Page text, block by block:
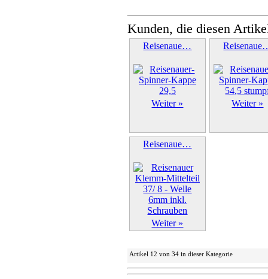
Kunden, die diesen
Reisenaue…
Weiter » Weiter »
Reisenaue…
Weiter »
Artikel 12 von 34 in dieser Kategorie